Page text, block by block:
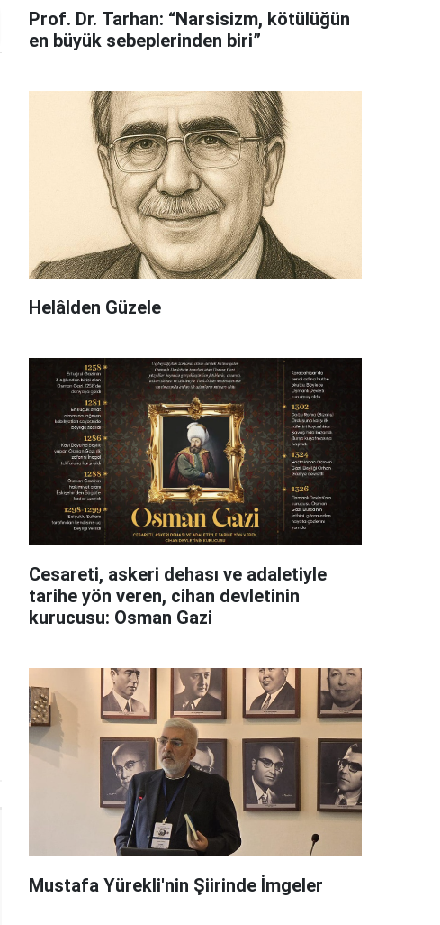
Prof. Dr. Tarhan: “Narsisizm, kötülüğün
en büyük sebeplerinden biri”
Helâlden Güzele
Cesareti, askeri dehası ve adaletiyle
tarihe yön veren, cihan devletinin
kurucusu: Osman Gazi
Mustafa Yürekli'nin Şiirinde İmgeler